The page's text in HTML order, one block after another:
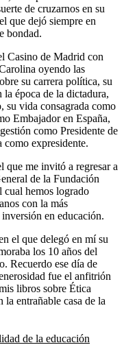
de cruzarnos en su
que dejó siempre en
bondad.
Casino de Madrid con
oyendo las
su carrera política, su
época de la dictadura,
su vida consagrada como
Embajador en España,
como Presidente de
expresidente.
que me invitó a regresar a
de la Fundación
cual hemos logrado
con la más
en educación.
el que delegó en mí su
los 10 años del
Recuerdo ese día de
fue el anfitrión
libros sobre Ética
entrañable casa de la
de la educación